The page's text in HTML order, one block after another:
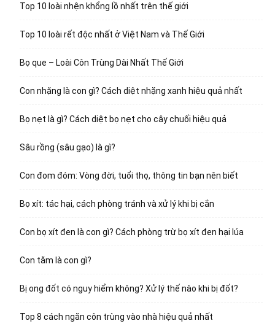
Top 10 loài nhện khổng lồ nhất trên thế giới
Top 10 loài rết độc nhất ở Việt Nam và Thế Giới
Bọ que – Loài Côn Trùng Dài Nhất Thế Giới
Con nhặng là con gì? Cách diệt nhặng xanh hiệu quả nhất
Bọ nẹt là gì? Cách diệt bọ nẹt cho cây chuối hiệu quả
Sâu rồng (sâu gạo) là gì?
Con đom đóm: Vòng đời, tuổi thọ, thông tin bạn nên biết
Bọ xít: tác hại, cách phòng tránh và xử lý khi bị cắn
Con bọ xít đen là con gì? Cách phòng trừ bọ xít đen hại lúa
Con tằm là con gì?
Bị ong đốt có nguy hiểm không? Xử lý thế nào khi bị đốt?
Top 8 cách ngăn côn trùng vào nhà hiệu quả nhất